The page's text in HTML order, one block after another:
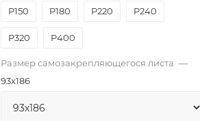
P150 P180 P220 P240
P320 P400
Размер самозакрепляющегося листа —
93х186